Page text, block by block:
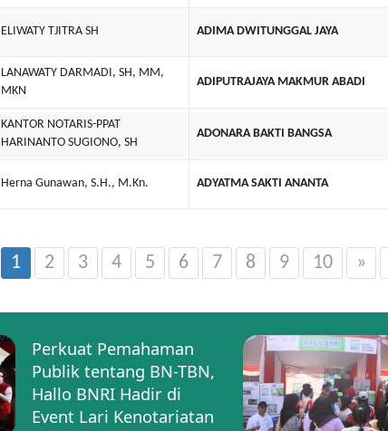
ELIWATY TJITRA SH ADIMA DWITUNGGAL JAYA
LANAWATY DARMADI, SH, MM,
MKN
ADIPUTRAJAYA MAKMUR ABADI
KANTOR NOTARIS-PPAT
HARINANTO SUGIONO, SH
ADONARA BAKTI BANGSA
Herna Gunawan, S.H., M.Kn. ADYATMA SAKTI ANANTA
1 2 3 4 5 6 7 8 9 10 »
Perkuat Pemahaman
Publik tentang BN-TBN,
Hallo BNRI Hadir di
Event Lari Kenotariatan